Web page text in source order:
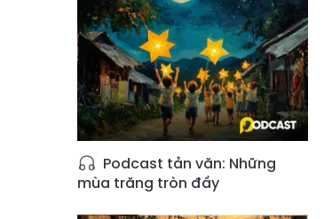
Podcast tản văn: Những
mùa trăng tròn đầy